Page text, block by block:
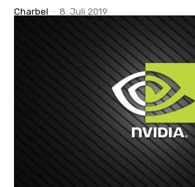
Charbel - 8. Juli 2019